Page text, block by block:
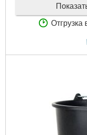
Отгрузка